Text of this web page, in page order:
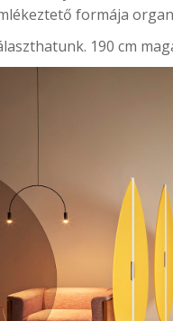
formája
190 cm